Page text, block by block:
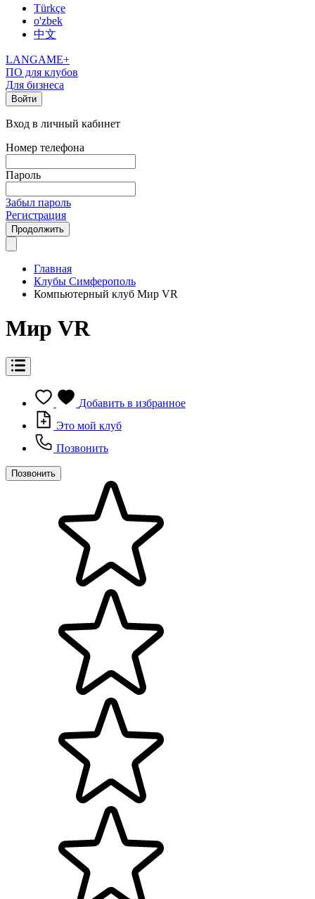
Türkçe
o'zbek
中文
LANGAME+
ПО для клубов
Для бизнеса
Войти
Вход в личный кабинет
Номер телефона
Пароль
Забыл пароль
Регистрация
Продолжить
Главная
Клубы Симферополь
Компьютерный клуб Мир VR
Мир VR
Добавить в избранное
Это мой клуб
Позвонить
Позвонить